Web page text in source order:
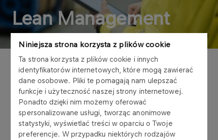
Niniejsza strona korzysta z plików cookie
Ta strona korzysta z plików cookie i innych
identyfikatorów internetowych, które mogą zawierać
dane osobowe. Pliki te pomagają nam ulepszać
funkcje i użyteczność naszej strony internetowej.
Ponadto dzięki nim możemy oferować
spersonalizowane usługi, tworząc anonimowe
statystyki, wyświetlać treści w oparciu o Twoje
preferencje. W przypadku niektórych rodzajów
Lean Management
W ORLEN Serwis wierzymy, że sukces
organizacji opiera się na efektywnym
zarządzaniu procesami oraz zaangażowaniu
pracowników w ciągłe doskonalenie.